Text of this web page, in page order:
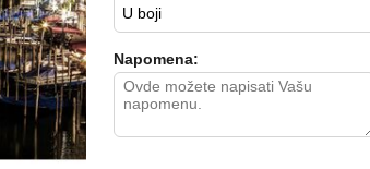
Napomena: